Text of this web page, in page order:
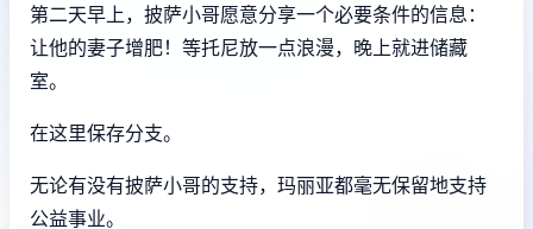
第二天早上，披萨小哥愿意分享一个必要条件的信息：
让他的妻子增肥！等托尼放一点浪漫，晚上就进储藏
室。
在这里保存分支。
无论有没有披萨小哥的支持，玛丽亚都毫无保留地支持
公益事业。